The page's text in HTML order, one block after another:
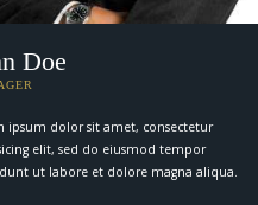
Doe
ipsum dolor sit amet, consectetur
elit, sed do eiusmod tempor
ut labore et dolore magna aliqua.